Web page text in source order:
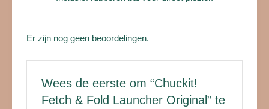
Er zijn nog geen beoordelingen.
Wees de eerste om “Chuckit!
Fetch & Fold Launcher Original” te